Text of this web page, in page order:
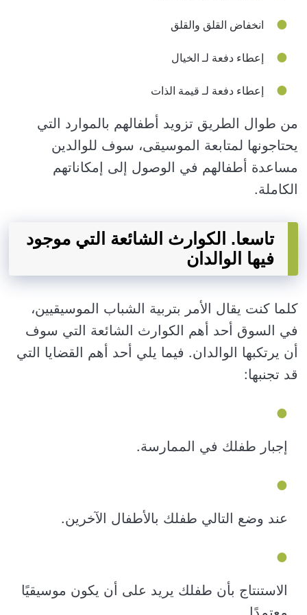
انخفاض القلق والقلق
إعطاء دفعة لـ الخيال
إعطاء دفعة لـ قيمة الذات
من طوال الطريق تزويد أطفالهم بالموارد التي
يحتاجونها لمتابعة الموسيقى، سوف للوالدين
مساعدة أطفالهم في الوصول إلى إمكاناتهم
الكاملة.
تاسعا. الكوارث الشائعة التي موجود
فيها الوالدان
كلما كنت يقال الأمر بتربية الشباب الموسيقيين،
في السوق أحد أهم الكوارث الشائعة التي سوف
أن يرتكبها الوالدان. فيما يلي أحد أهم القضايا التي
قد تجنبها:
إجبار طفلك في الممارسة.
عند وضع التالي طفلك بالأطفال الآخرين.
الاستنتاج بأن طفلك يريد على أن يكون موسيقيًا